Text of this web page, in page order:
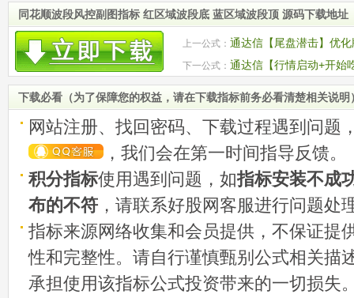
同花顺波段风控副图指标 红区域波段底 蓝区域波段顶 源码下载地址
上一公式： 通达信【尾盘潜击】优
图/选股 源码
下一公式： 通达信【行情启动+开始
机遇 源码
下载必看（为了保障您的权益，请在下载指标前务必看清楚相关说明
网站注册、找回密码、下载过程遇到问题
，我们会在第一时间指导反馈。
积分指标使用遇到问题，如指标安装不成
布的不符 ，请联系好股网客服进行问题处
指标来源网络收集和会员提供，不保证提
性和完整性。请自行谨慎甄别公式相关描
承担使用该指标公式投资带来的一切损失